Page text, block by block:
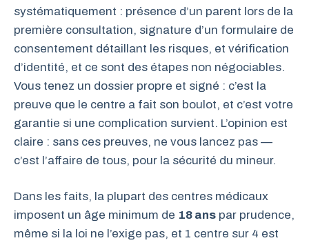
systématiquement : présence d’un parent lors de la
première consultation, signature d’un formulaire de
consentement détaillant les risques, et vérification
d’identité, et ce sont des étapes non négociables.
Vous tenez un dossier propre et signé : c’est la
preuve que le centre a fait son boulot, et c’est votre
garantie si une complication survient. L’opinion est
claire : sans ces preuves, ne vous lancez pas —
c’est l’affaire de tous, pour la sécurité du mineur.
Dans les faits, la plupart des centres médicaux
imposent un âge minimum de 18 ans par prudence,
même si la loi ne l’exige pas, et 1 centre sur 4 est